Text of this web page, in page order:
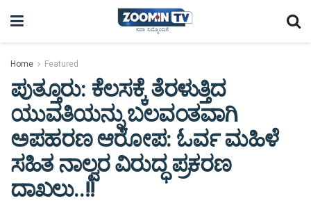
Home Featured
ಪುತ್ತೂರು: ಕೆಲಸಕ್ಕೆ ತೆರಳುತ್ತಿದ
ಯುವತಿಯನ್ನು ಬಲವಂತವಾಗಿ
ಅಪಹರಣ ಆರೋಪ: ಓರ್ವ ಮಹಿಳೆ
ಸಹಿತ ನಾಲ್ವರ ವಿರುದ್ಧ ಪ್ರಕರಣ
ದಾಖಲು..!!